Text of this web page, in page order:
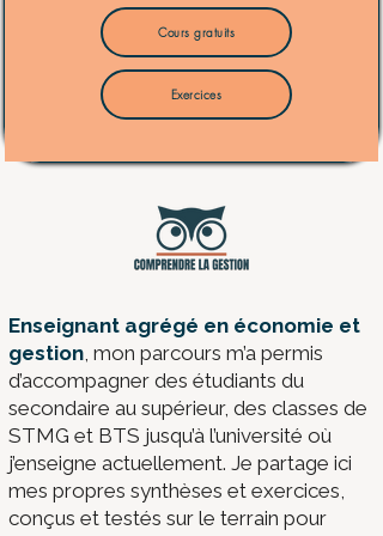
Cours gratuits
Exercices
​Enseignant agrégé en économie et
gestion, mon parcours m’a permis
d’accompagner des étudiants du
secondaire au supérieur, des classes de
STMG et BTS jusqu’à l’université où
j’enseigne actuellement. Je partage ici
mes propres synthèses et exercices,
conçus et testés sur le terrain pour